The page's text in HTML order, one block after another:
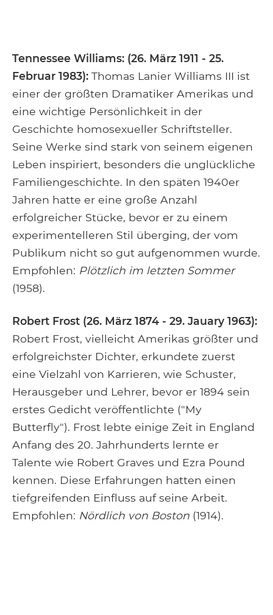
Tennessee Williams: (26. März 1911 - 25.
Februar 1983): Thomas Lanier Williams III ist
einer der größten Dramatiker Amerikas und
eine wichtige Persönlichkeit in der
Geschichte homosexueller Schriftsteller.
Seine Werke sind stark von seinem eigenen
Leben inspiriert, besonders die unglückliche
Familiengeschichte. In den späten 1940er
Jahren hatte er eine große Anzahl
erfolgreicher Stücke, bevor er zu einem
experimentelleren Stil überging, der vom
Publikum nicht so gut aufgenommen wurde.
Empfohlen: Plötzlich im letzten Sommer
(1958).
Robert Frost (26. März 1874 - 29. Jauary 1963):
Robert Frost, vielleicht Amerikas größter und
erfolgreichster Dichter, erkundete zuerst
eine Vielzahl von Karrieren, wie Schuster,
Herausgeber und Lehrer, bevor er 1894 sein
erstes Gedicht veröffentlichte ("My
Butterfly"). Frost lebte einige Zeit in England
Anfang des 20. Jahrhunderts lernte er
Talente wie Robert Graves und Ezra Pound
kennen. Diese Erfahrungen hatten einen
tiefgreifenden Einfluss auf seine Arbeit.
Empfohlen: Nördlich von Boston (1914).